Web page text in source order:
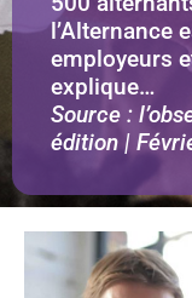
l’Alternance
employeurs
explique…
Source :
édition |